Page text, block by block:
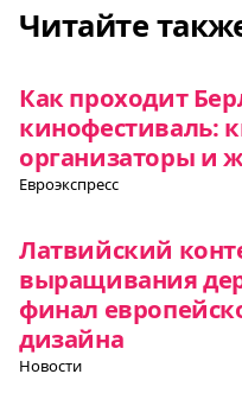
Читайте
Как проходит
кинофестиваль:
организаторы и
Евроэкспресс
Латвийский
выращивания
финал
дизайна
Новости